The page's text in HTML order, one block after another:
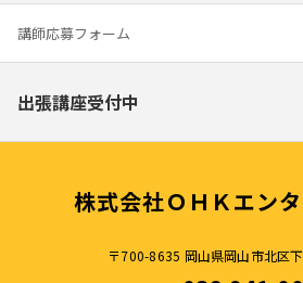
株式会社ＯＨＫエン
〒700-8635 岡山県岡山市北区
講師応募フォーム
出張講座受付中